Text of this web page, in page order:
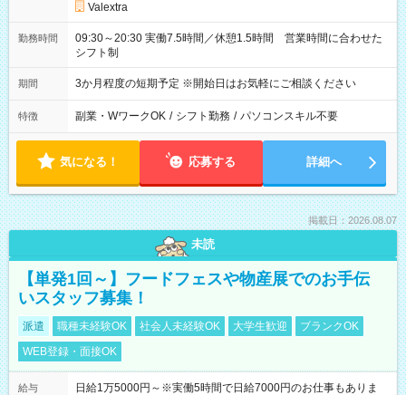
Valextra
勤務時間
09:30～20:30 実働7.5時間／休憩1.5時間 営業時間に合わせた
シフト制
期間 3か月程度の短期予定 ※開始日はお気軽にご相談ください
特徴 副業・WワークOK / シフト勤務 / パソコンスキル不要
気になる！ 応募する 詳細へ
掲載日：2026.08.07
未読
【単発1回～】フードフェスや物産展でのお手伝
いスタッフ募集！
派遣 職種未経験OK 社会人未経験OK 大学生歓迎
ブランクOK
WEB登録・面接OK
給与
日給1万5000円～※実働5時間で日給7000円のお仕事もありま